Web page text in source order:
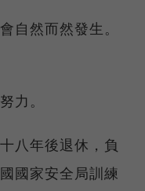
自然而然發生。
力。
八年後退休，負
國家安全局訓練